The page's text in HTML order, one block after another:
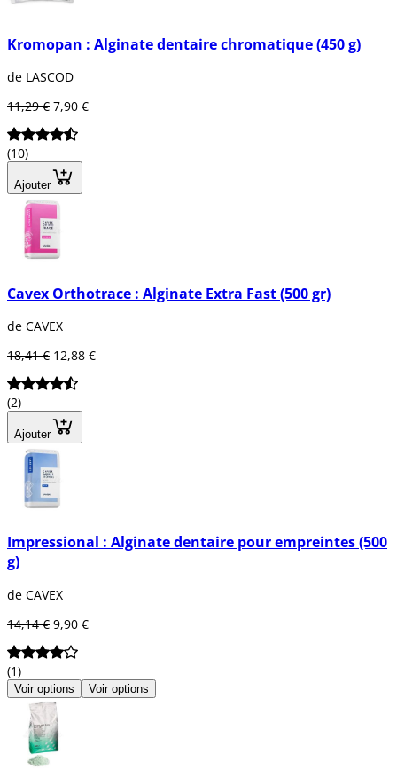
Kromopan : Alginate dentaire chromatique (450 g)
de LASCOD
11,29 € 7,90 €
(10)
Ajouter
Cavex Orthotrace : Alginate Extra Fast (500 gr)
de CAVEX
18,41 € 12,88 €
(2)
Ajouter
Impressional : Alginate dentaire pour empreintes (500
g)
de CAVEX
14,14 € 9,90 €
(1)
Voir options Voir options